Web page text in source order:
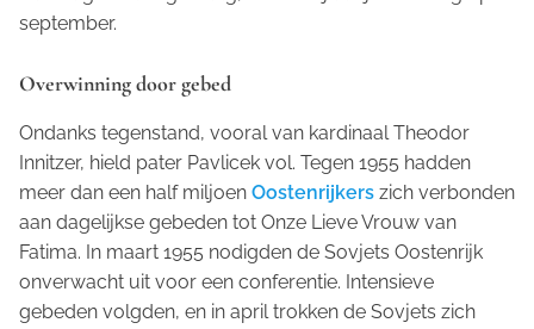
september.
Overwinning door gebed
Ondanks tegenstand, vooral van kardinaal Theodor
Innitzer, hield pater Pavlicek vol. Tegen 1955 hadden
meer dan een half miljoen Oostenrijkers zich verbonden
aan dagelijkse gebeden tot Onze Lieve Vrouw van
Fatima. In maart 1955 nodigden de Sovjets Oostenrijk
onverwacht uit voor een conferentie. Intensieve
gebeden volgden, en in april trokken de Sovjets zich